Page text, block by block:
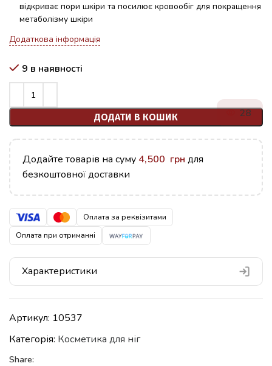
відкриває пори шкіри та посилює кровообіг для покращення
метаболізму шкіри
Додаткова інформація
9 в наявності
ДОДАТИ В КОШИК 28
Додайте товарів на суму 4,500 грн для
безкоштовної доставки
Оплата за реквізитами
Оплата при отриманні
Характеристики
Артикул: 10537
Категорія: Косметика для ніг
Share: